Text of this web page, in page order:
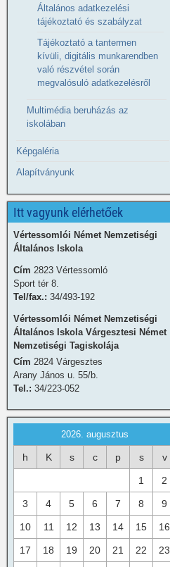
Általános adatkezelési
tájékoztató és szabályzat
Tájékoztató a tantermen
kívüli, digitális munkarendben
való részvétel során
megvalósuló adatkezelésről
Multimédia beruházás az
iskolában
Képgaléria
Alapítványunk
Itt vagyunk elérhetőek
Vértessomlói Német Nemzetiségi
Általános Iskola
Cím 2823 Vértessomló
Sport tér 8.
Tel/fax.: 34/493-192
Vértessomlói Német Nemzetiségi
Általános Iskola Várgesztesi Német
Nemzetiségi Tagiskolája
Cím 2824 Várgesztes
Arany János u. 55/b.
Tel.: 34/223-052
2026. augusztus
h K s c p s v
1 2
3 4 5 6 7 8 9
10 11 12 13 14 15 16
17 18 19 20 21 22 23